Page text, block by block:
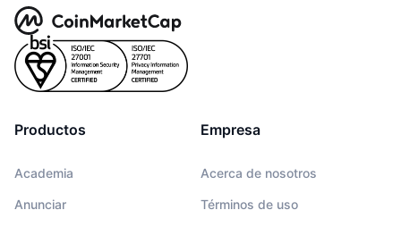
Productos
Academia
Anunciar
Empresa
Acerca de nosotros
Términos de uso